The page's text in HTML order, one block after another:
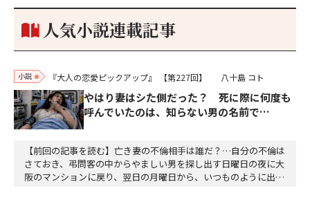
り。どうして勝てたのか、未だにわかりません。…
人気小説連載記事
小説 『大人の恋愛ピックアップ』 【第227回】 八十島 コト
やはり妻はシた側だった？ 死に際に何度も
呼んでいたのは、知らない男の名前で…
【前回の記事を読む】亡き妻の不倫相手は誰だ？…自分の不倫は
さておき、弔問客の中からやましい男を探し出す日曜日の夜に大
阪のマンションに戻り、翌日の月曜日から、いつものように出勤